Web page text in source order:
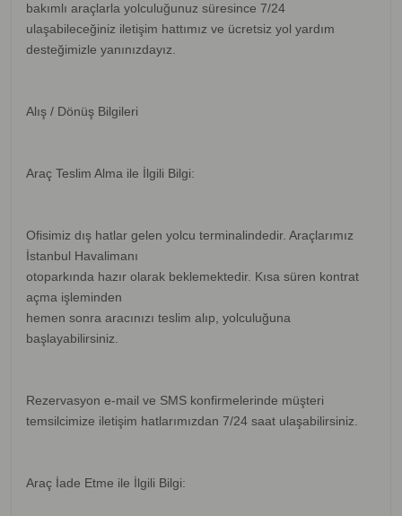
bakımlı araçlarla yolculuğunuz süresince 7/24
ulaşabileceğiniz iletişim hattımız ve ücretsiz yol yardım
desteğimizle yanınızdayız.
Alış / Dönüş Bilgileri
Araç Teslim Alma ile İlgili Bilgi:
Ofisimiz dış hatlar gelen yolcu terminalindedir. Araçlarımız
İstanbul Havalimanı
otoparkında hazır olarak beklemektedir. Kısa süren kontrat
açma işleminden
hemen sonra aracınızı teslim alıp, yolculuğuna
başlayabilirsiniz.
Rezervasyon e-mail ve SMS konfirmelerinde müşteri
temsilcimize iletişim hatlarımızdan 7/24 saat ulaşabilirsiniz.
Araç İade Etme ile İlgili Bilgi: